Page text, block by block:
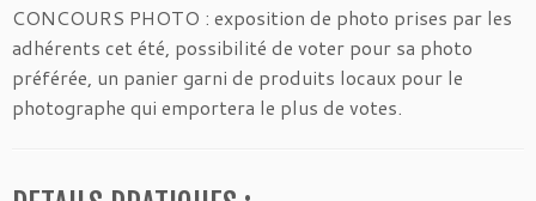
CONCOURS PHOTO : exposition de photo prises par les
adhérents cet été, possibilité de voter pour sa photo
préférée, un panier garni de produits locaux pour le
photographe qui emportera le plus de votes.